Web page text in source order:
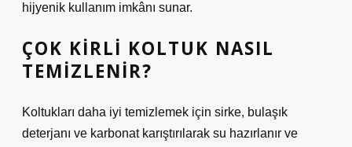
hijyenik kullanım imkânı sunar.
ÇOK KIRLI KOLTUK NASIL
TEMIZLENIR?
Koltukları daha iyi temizlemek için sirke, bulaşık
deterjanı ve karbonat karıştırılarak su hazırlanır ve